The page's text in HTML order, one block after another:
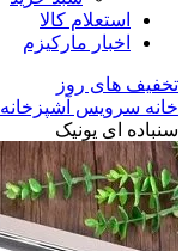
استعلام کالا
اخبار مارکیزم
تخفیف های روز
خانه سرویس آشپزخانه
سنباده ای یونیک